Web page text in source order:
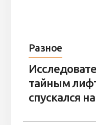
Разное
тайным
спускался на